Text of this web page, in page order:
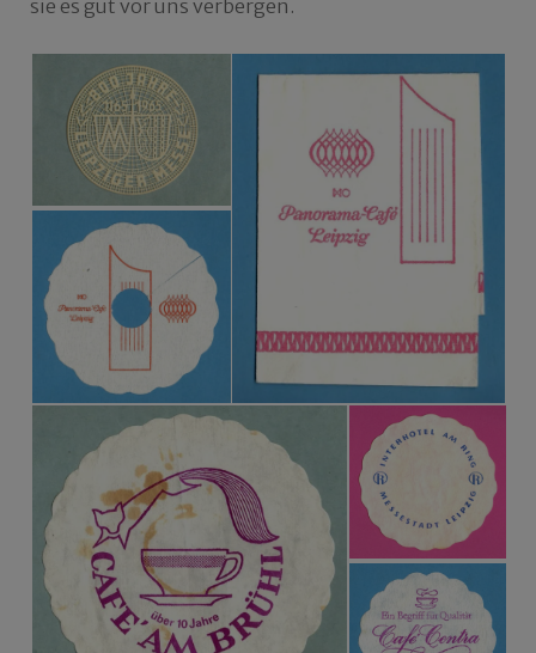
sie es gut vor uns verbergen.